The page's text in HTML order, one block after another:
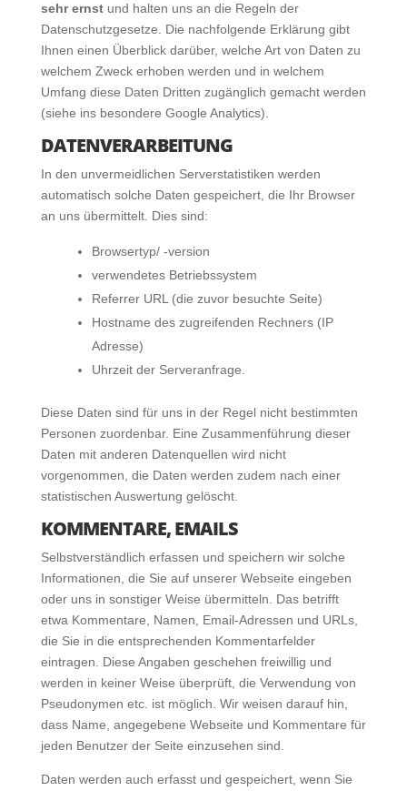
sehr ernstund halten uns an die Regeln der
Datenschutzgesetze. Die nachfolgende Erklärung gibt
Ihnen einen Überblick darüber, welche Art von Daten zu
welchem Zweck erhoben werden und in welchem
Umfang diese Daten Dritten zugänglich gemacht werden
(siehe ins besondere Google Analytics).
DATENVERARBEITUNG
In den unvermeidlichen Serverstatistiken werden
automatisch solche Daten gespeichert, die Ihr Browser
an uns übermittelt. Dies sind:
Browsertyp/ -version
verwendetes Betriebssystem
Referrer URL (die zuvor besuchte Seite)
Hostname des zugreifenden Rechners (IP
Adresse)
Uhrzeit der Serveranfrage.
Diese Daten sind für uns in der Regel nicht bestimmten
Personen zuordenbar. Eine Zusammenführung dieser
Daten mit anderen Datenquellen wird nicht
vorgenommen, die Daten werden zudem nach einer
statistischen Auswertung gelöscht.
KOMMENTARE, EMAILS
Selbstverständlich erfassen und speichern wir solche
Informationen, die Sie auf unserer Webseite eingeben
oder uns in sonstiger Weise übermitteln. Das betrifft
etwa Kommentare, Namen, Email-Adressen und URLs,
die Sie in die entsprechenden Kommentarfelder
eintragen. Diese Angaben geschehen freiwillig und
werden in keiner Weise überprüft, die Verwendung von
Pseudonymen etc. ist möglich. Wir weisen darauf hin,
dass Name, angegebene Webseite und Kommentare für
jeden Benutzer der Seite einzusehen sind.
Daten werden auch erfasst und gespeichert, wenn Sie